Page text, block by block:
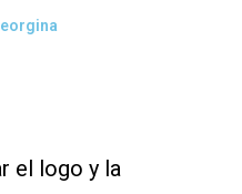
el logo y la